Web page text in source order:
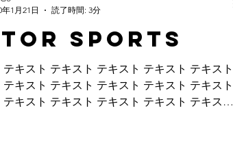
Sports
テキスト テキスト テキスト テキスト テキスト
テキスト テキスト テキスト テキスト テキスト
テキスト テキスト テキスト テキスト テキスト
年1月21日
読了時間: 3分